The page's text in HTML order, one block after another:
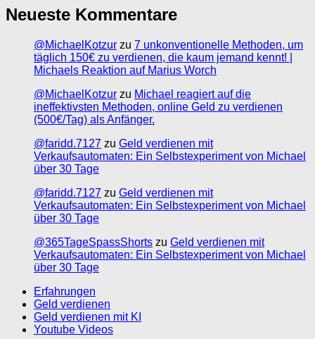
Neueste Kommentare
@MichaelKotzur zu 7 unkonventionelle Methoden, um
täglich 150€ zu verdienen, die kaum jemand kennt! |
Michaels Reaktion auf Marius Worch
@MichaelKotzur zu Michael reagiert auf die
ineffektivsten Methoden, online Geld zu verdienen
(500€/Tag) als Anfänger.
@faridd.7127 zu Geld verdienen mit
Verkaufsautomaten: Ein Selbstexperiment von Michael
über 30 Tage
@faridd.7127 zu Geld verdienen mit
Verkaufsautomaten: Ein Selbstexperiment von Michael
über 30 Tage
@365TageSpassShorts zu Geld verdienen mit
Verkaufsautomaten: Ein Selbstexperiment von Michael
über 30 Tage
Erfahrungen
Geld verdienen
Geld verdienen mit KI
Youtube Videos